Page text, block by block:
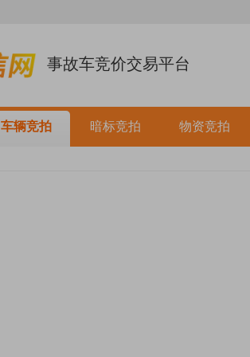
事故车竞价交易平台
车辆竞拍 暗标竞拍 物资竞拍